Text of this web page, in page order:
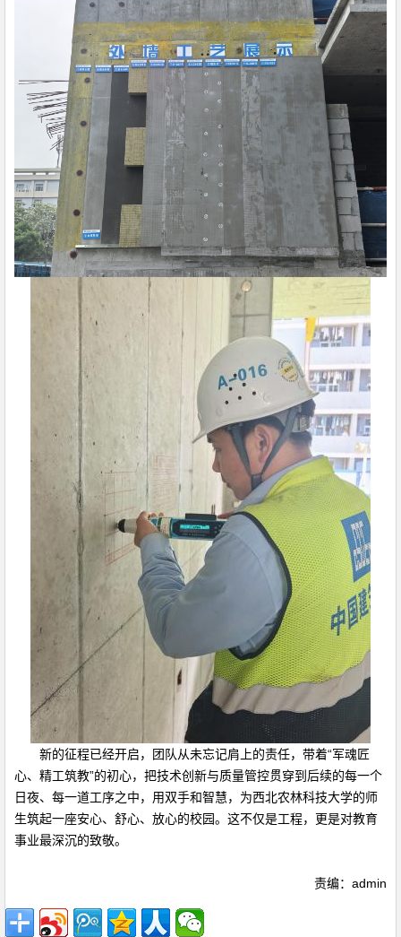
新的征程已经开启，团队从未忘记肩上的责任，带着“军魂匠
心、精工筑教”的初心，把技术创新与质量管控贯穿到后续的每一个
日夜、每一道工序之中，用双手和智慧，为西北农林科技大学的师
生筑起一座安心、舒心、放心的校园。这不仅是工程，更是对教育
事业最深沉的致敬。
责编：admin